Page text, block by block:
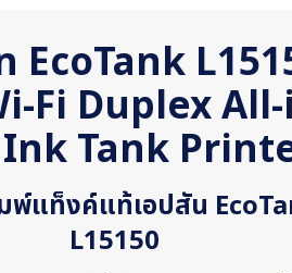
EcoTank
Fi Duplex
Tank
พ์แท็งค์แท้เอปสัน
L15150